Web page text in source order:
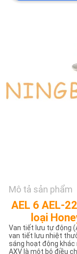
CẦU
ĐẶT
SƠ
ĐỒ
TRANG
WEB
Mô tả sản phẩm
AEL 6 AEL-
loại
Van tiết lưu tự động
van tiết lưu nhiệt
sáng hoạt động khác
AXV là một bộ điều